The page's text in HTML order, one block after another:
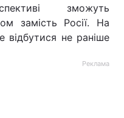
зможуть
замість Росії. На
не раніше
Реклама